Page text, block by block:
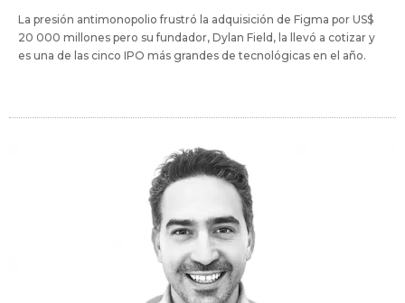
La presión antimonopolio frustró la adquisición de Figma por US$
20 000 millones pero su fundador, Dylan Field, la llevó a cotizar y
es una de las cinco IPO más grandes de tecnológicas en el año.